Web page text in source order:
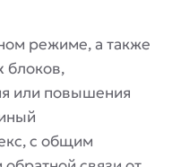
режиме, а также
блоков,
или повышения
с общим